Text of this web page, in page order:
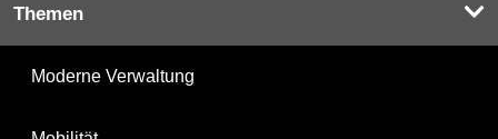
Themen
Moderne Verwaltung